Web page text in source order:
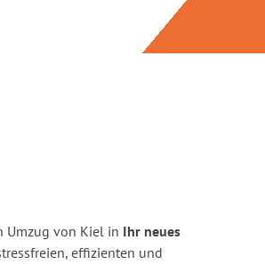
Umzug von Kiel in Ihr neues
effizienten und